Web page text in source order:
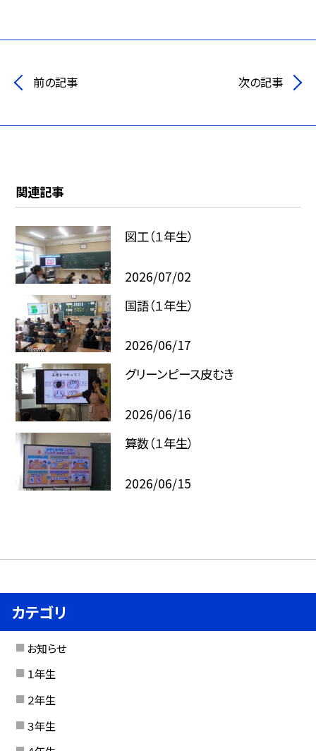
前の記事 次の記事
関連記事
図工（１年生）
2026/07/02
国語（１年生）
2026/06/17
グリーンピース皮むき
2026/06/16
算数（１年生）
2026/06/15
カテゴリ
お知らせ
１年生
２年生
３年生